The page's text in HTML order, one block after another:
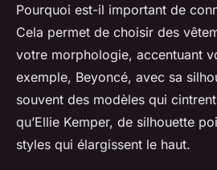
Pourquoi est-il important de
Cela permet de choisir des
votre morphologie, accentuant
exemple, Beyoncé, avec sa
souvent des modèles qui
qu’Ellie Kemper, de silhouette
styles qui élargissent le haut.